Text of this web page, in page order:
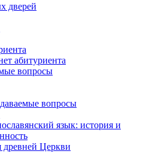
дверей
абитуриента
вопросы
вопросы
язык: история и
древней Церкви